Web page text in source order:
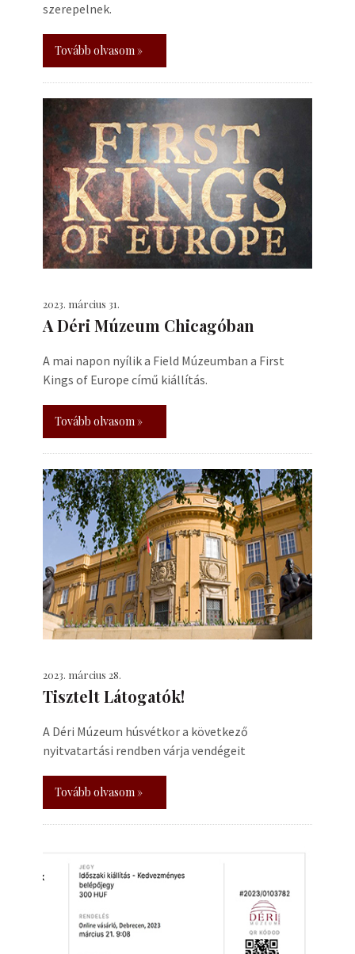
szerepelnek.
Tovább olvasom »
2023. március 31.
A Déri Múzeum Chicagóban
A mai napon nyílik a Field Múzeumban a First
Kings of Europe című kiállítás.
Tovább olvasom »
2023. március 28.
Tisztelt Látogatók!
A Déri Múzeum húsvétkor a következő
nyitvatartási rendben várja vendégeit
Tovább olvasom »